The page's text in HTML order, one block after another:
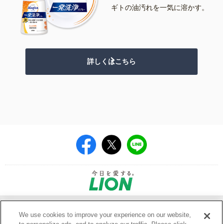
ギトの油汚れを一気に溶かす。
詳しくはこちら
ウェブアクセシビリティ方針 |
We use cookies to improve your experience on our website,